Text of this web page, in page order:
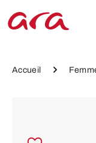
Passer au contenu
Accueil